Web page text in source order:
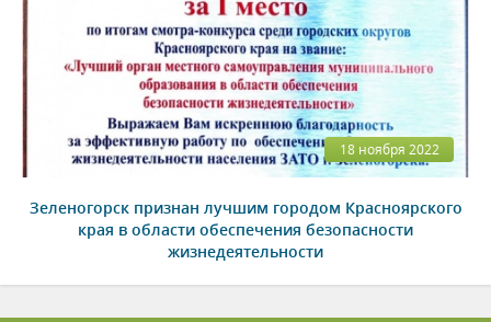
18 ноября 2022
Зеленогорск признан лучшим городом Красноярского
края в области обеспечения безопасности
жизнедеятельности